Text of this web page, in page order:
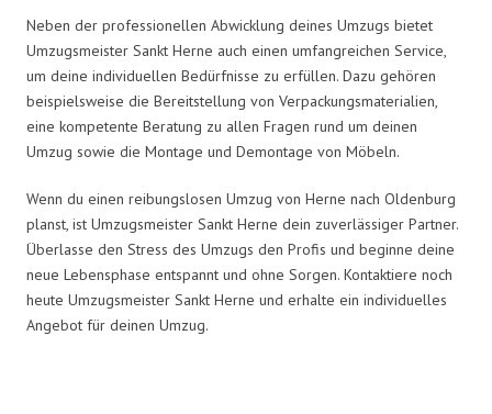
Neben der professionellen Abwicklung deines Umzugs bietet
Umzugsmeister Sankt Herne auch einen umfangreichen Service,
um deine individuellen Bedürfnisse zu erfüllen. Dazu gehören
beispielsweise die Bereitstellung von Verpackungsmaterialien,
eine kompetente Beratung zu allen Fragen rund um deinen
Umzug sowie die Montage und Demontage von Möbeln.
Wenn du einen reibungslosen Umzug von Herne nach Oldenburg
planst, ist Umzugsmeister Sankt Herne dein zuverlässiger Partner.
Überlasse den Stress des Umzugs den Profis und beginne deine
neue Lebensphase entspannt und ohne Sorgen. Kontaktiere noch
heute Umzugsmeister Sankt Herne und erhalte ein individuelles
Angebot für deinen Umzug.